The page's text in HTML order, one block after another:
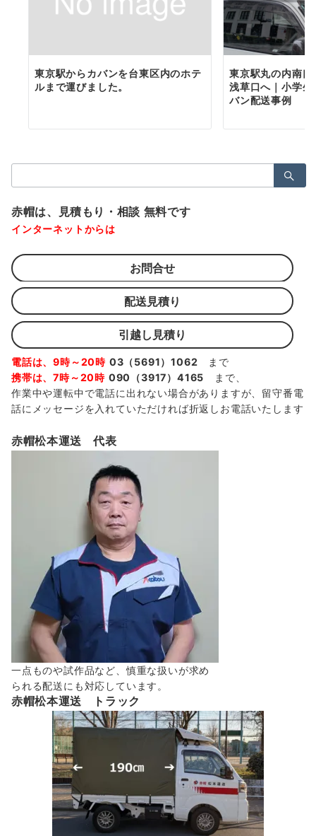
東京駅からカバンを台東区内のホテ
ルまで運びました。
東京駅丸の内南
浅草口へ｜小学
バン配送事例
索：
赤帽は、見積もり・相談 無料です
インターネットからは
お問合せ
配送見積り
引越し見積り
電話は、9時～20時 03（5691）1062 まで
携帯は、7時～20時 090（3917）4165 まで、
作業中や運転中で電話に出れない場合がありますが、留守番電
話にメッセージを入れていただければ折返しお電話いたします
赤帽松本運送 代表
一点ものや試作品など、慎重な扱いが求め
られる配送にも対応しています。
赤帽松本運送 トラック